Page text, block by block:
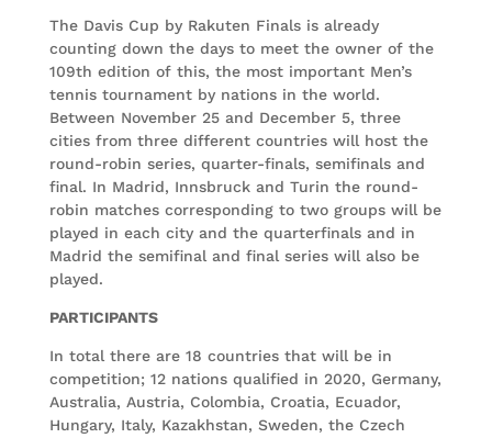
The Davis Cup by Rakuten Finals is already
counting down the days to meet the owner of the
109th edition of this, the most important Men’s
tennis tournament by nations in the world.
Between November 25 and December 5, three
cities from three different countries will host the
round-robin series, quarter-finals, semifinals and
final. In Madrid, Innsbruck and Turin the round-
robin matches corresponding to two groups will be
played in each city and the quarterfinals and in
Madrid the semifinal and final series will also be
played.
PARTICIPANTS
In total there are 18 countries that will be in
competition; 12 nations qualified in 2020, Germany,
Australia, Austria, Colombia, Croatia, Ecuador,
Hungary, Italy, Kazakhstan, Sweden, the Czech